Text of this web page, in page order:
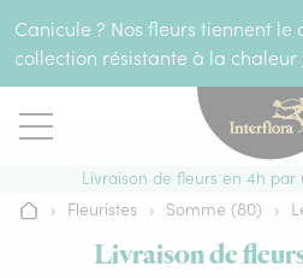
Canicule ? Nos fleurs tiennent le
collection résistante à la chaleur
Livraison de fleurs en 4h
Accueil
› Fleuristes › Somme (80) ›
Livraison de